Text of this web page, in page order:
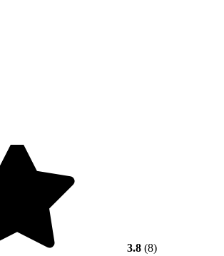
3.8 (8)